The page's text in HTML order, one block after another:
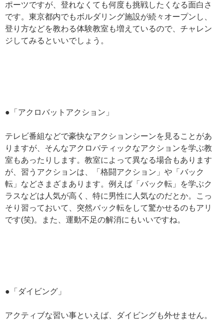
ポーツですが、登れなくても何度も挑戦したくなる面白さ
です。東京都内でもボルダリング施設が続々オープンし、
登り方などを教わる体験教室も増えているので、チャレン
ジしてみるといいでしょう。
●「アクロバットアクション」
テレビ番組などで豪快なアクションシーンを見ることがあ
りますが、そんなアクロバティックなアクションを学ぶ教
室もあったりします。教室によって異なる場合もあります
が、習うアクションは、「格闘アクション」や「バック
転」などさまざまあります。例えば「バック転」を学ぶク
ラスなどは人気が高く、特に男性に人気なのだとか。こっ
そり習っておいて、突然バック転をして驚かせるのもアリ
です(笑)。また、運動不足の解消にもいいですね。
●「ダイビング」
アクティブな習い事といえば、ダイビングも外せません。